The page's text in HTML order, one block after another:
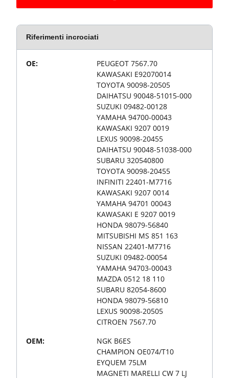
Riferimenti incrociati
Proprietà articolo
Valore
OE:
PEUGEOT 7567.70
KAWASAKI E92070014
TOYOTA 90098-20505
DAIHATSU 90048-51015-000
SUZUKI 09482-00128
YAMAHA 94700-00043
KAWASAKI 9207 0019
LEXUS 90098-20455
DAIHATSU 90048-51038-000
SUBARU 320540800
TOYOTA 90098-20455
INFINITI 22401-M7716
KAWASAKI 9207 0014
YAMAHA 94701 00043
KAWASAKI E 9207 0019
HONDA 98079-56840
MITSUBISHI MS 851 163
NISSAN 22401-M7716
SUZUKI 09482-00054
YAMAHA 94703-00043
MAZDA 0512 18 110
SUBARU 82054-8600
HONDA 98079-56810
LEXUS 90098-20505
CITROEN 7567.70
OEM:
NGK B6ES
CHAMPION OE074/T10
EYQUEM 75LM
MAGNETI MARELLI CW 7 LJ